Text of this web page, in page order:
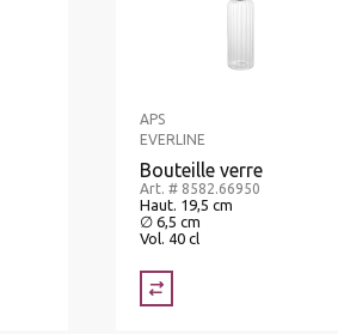
APS
EVERLINE
Bouteille verre
Art. # 8582.66950
Haut. 19,5 cm
∅ 6,5 cm
Vol. 40 cl